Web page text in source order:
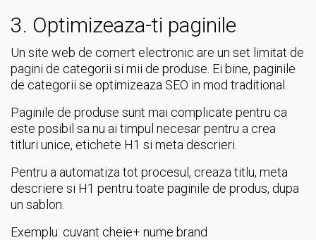
3. Optimizeaza-ti paginile
Un site web de comert electronic are un set limitat de
pagini de categorii si mii de produse. Ei bine, paginile
de categorii se optimizeaza SEO in mod traditional.
Paginile de produse sunt mai complicate pentru ca
este posibil sa nu ai timpul necesar pentru a crea
titluri unice, etichete H1 si meta descrieri.
Pentru a automatiza tot procesul, creaza titlu, meta
descriere si H1 pentru toate paginile de produs, dupa
un sablon.
Exemplu: cuvant cheie+ nume brand